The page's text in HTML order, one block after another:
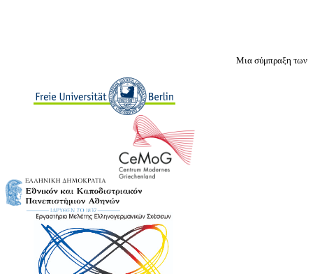
Μια σύμπραξη των